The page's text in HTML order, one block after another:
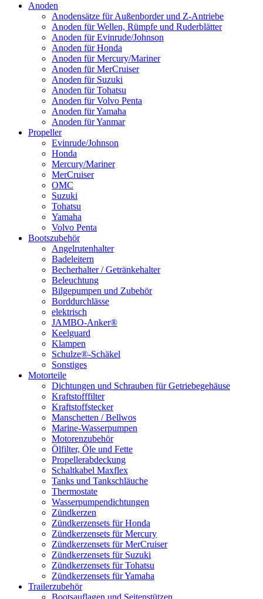
Anoden
Anodensätze für Außenborder und Z-Antriebe
Anoden für Wellen, Rümpfe und Ruderblätter
Anoden für Evinrude/Johnson
Anoden für Honda
Anoden für Mercury/Mariner
Anoden für MerCruiser
Anoden für Suzuki
Anoden für Tohatsu
Anoden für Volvo Penta
Anoden für Yamaha
Anoden für Yanmar
Propeller
Evinrude/Johnson
Honda
Mercury/Mariner
MerCruiser
OMC
Suzuki
Tohatsu
Yamaha
Volvo Penta
Bootszubehör
Angelrutenhalter
Badeleitern
Becherhalter / Getränkehalter
Beleuchtung
Bilgepumpen und Zubehör
Borddurchlässe
elektrisch
JAMBO-Anker®
Keelguard
Klampen
Schulze®-Schäkel
Sonstiges
Motorteile
Dichtungen und Schrauben für Getriebegehäuse
Kraftstofffilter
Kraftstoffstecker
Manschetten / Bellwos
Marine-Wasserpumpen
Motorenzubehör
Ölfilter, Öle und Fette
Propellerabdeckung
Schaltkabel Maxflex
Tanks und Tankschläuche
Thermostate
Wasserpumpendichtungen
Zündkerzen
Zündkerzensets für Honda
Zündkerzensets für Mercury
Zündkerzensets für MerCruiser
Zündkerzensets für Suzuki
Zündkerzensets für Tohatsu
Zündkerzensets für Yamaha
Trailerzubehör